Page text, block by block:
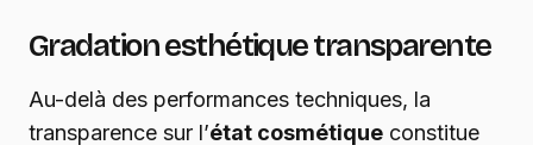
Gradation esthétique transparente
Au-delà des performances techniques, la
transparence sur l’état cosmétique constitue